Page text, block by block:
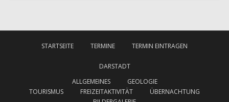
STARTSEITE TERMINE TERMIN EINTRAGEN
DARSTADT
ALLGEMEINES
GEOLOGIE
TOURISMUS
FREIZEITAKTIVITÄT
ÜBERNACHTUNG